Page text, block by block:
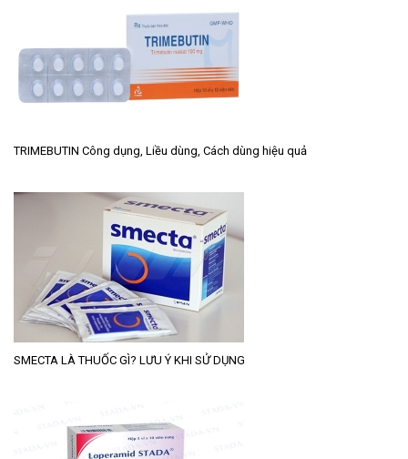
TRIMEBUTIN Công dụng, Liều dùng, Cách dùng hiệu quả
SMECTA LÀ THUỐC GÌ? LƯU Ý KHI SỬ DỤNG